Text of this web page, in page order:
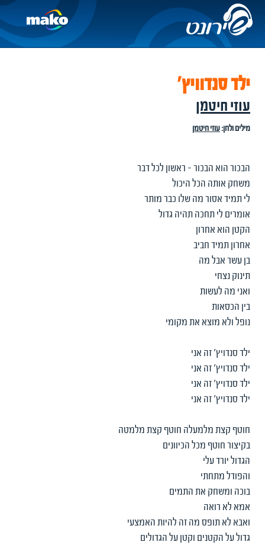
ילד סנדוויץ'
עוזי חיטמן
מילים ולחן:עוזי חיטמן
הבכור הוא הבכור - ראשון לכל דבר
משחק אותה הכל היכול
לי תמיד אסור מה שלו כבר מותר
אומרים לי תחכה תהיה גדול
הקטן הוא אחרון
אחרון תמיד חביב
בן עשר אבל מה
תינוק נצחי
ואני מה לעשות
בין הכסאות
נופל ולא מוצא את מקומי
ילד סנדויץ' זה אני
ילד סנדויץ' זה אני
ילד סנדויץ' זה אני
ילד סנדויץ' זה אני
חוטף קצת מלמעלה חוטף קצת מלמטה
בקיצור חוטף מכל הכיוונים
הגדול יורד עלי
והפודל מתחתי
בוכה ומשחק את התמים
אמא לא רואה
ואבא לא תופס מה זה להיות האמצעי
גדול על הקטנים וקטן על הגדולים